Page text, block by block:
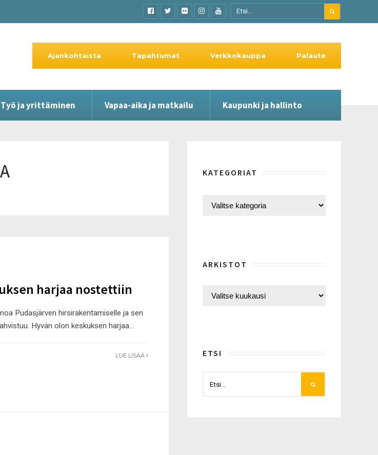
Työ ja yrittäminen Vapaa-aika ja matkailu Kaupunki ja hallinto
Ajankohtaista Tapahtumat Verkkokauppa Palaute
harjaa nostettiin
Pudasjärven hirsirakentamiselle ja sen
Hyvän olon keskuksen harjaa...
LUE LISÄÄ
KATEGORIAT
ARKISTOT
ETSI